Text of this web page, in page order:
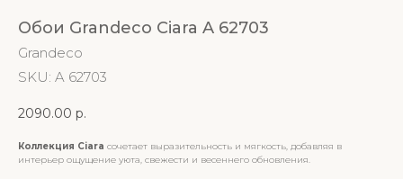
Обои Grandeco Ciara A 62703
Grandeco
SKU: A 62703
2090.00 р.
Коллекция Ciara сочетает выразительность и мягкость, добавляя в
интерьер ощущение уюта, свежести и весеннего обновления.